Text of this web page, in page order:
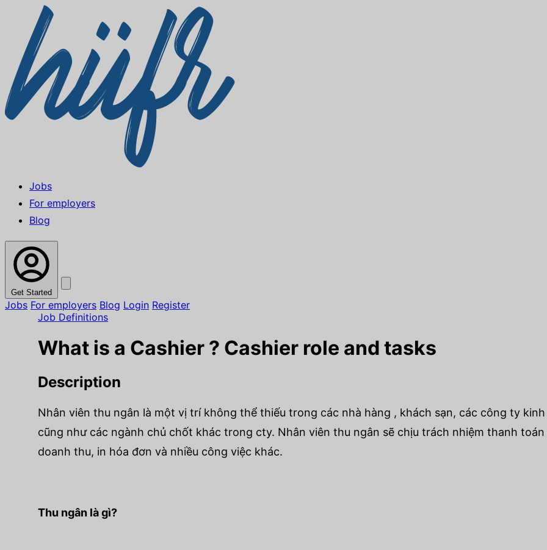
Jobs
For employers
Blog
Get Started
Jobs For employers Blog Login Register
Job Definitions
What is a Cashier ? Cashier role and tasks
Description
Nhân viên thu ngân là một vị trí không thể thiếu trong các nhà hàng , khách sạn, các công ty
cũng như các ngành chủ chốt khác trong cty. Nhân viên thu ngân sẽ chịu trách nhiệm thanh
doanh thu, in hóa đơn và nhiều công việc khác.
Thu ngân là gì?